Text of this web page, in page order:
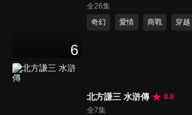
6
全26集
奇幻
愛情 商戰 穿越
北方謙三 水滸傳
8.6
全7集